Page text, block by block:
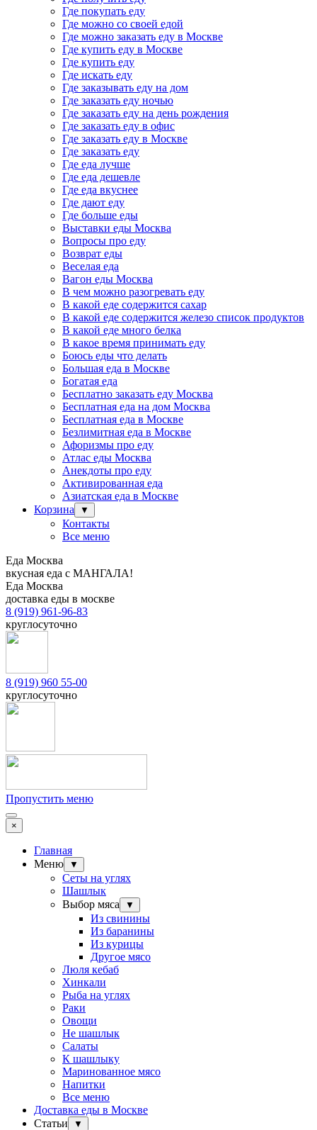
Где покупать еду
Где можно со своей едой
Где можно заказать еду в Москве
Где купить еду в Москве
Где купить еду
Где искать еду
Где заказывать еду на дом
Где заказать еду ночью
Где заказать еду на день рождения
Где заказать еду в офис
Где заказать еду в Москве
Где заказать еду
Где еда лучше
Где еда дешевле
Где еда вкуснее
Где дают еду
Где больше еды
Выставки еды Москва
Вопросы про еду
Возврат еды
Веселая еда
Вагон еды Москва
В чем можно разогревать еду
В какой еде содержится сахар
В какой еде содержится железо список продуктов
В какой еде много белка
В какое время принимать еду
Боюсь еды что делать
Большая еда в Москве
Богатая еда
Бесплатно заказать еду Москва
Бесплатная еда на дом Москва
Бесплатная еда в Москве
Безлимитная еда в Москве
Афоризмы про еду
Атлас еды Москва
Анекдоты про еду
Активированная еда
Азиатская еда в Москве
Корзина
▼
Контакты
Все меню
Еда Москва
вкусная еда с МАНГАЛА!
Еда Москва
доставка еды в москве
8 (919) 961-96-83
круглосуточно
8 (919) 960 55-00
круглосуточно
Пропустить меню
×
Главная
Меню
▼
Сеты на углях
Шашлык
Выбор мяса
▼
Из свинины
Из баранины
Из курицы
Другое мясо
Люля кебаб
Хинкали
Рыба на углях
Раки
Овощи
Не шашлык
Салаты
К шашлыку
Маринованное мясо
Напитки
Все меню
Доставка еды в Москве
Статьи
▼